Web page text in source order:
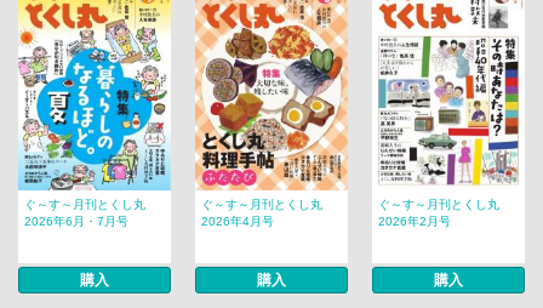
ぐ～す～月刊とくし丸
2026年6月・7月号
購入
ぐ～す～月刊とくし丸
2026年4月号
購入
ぐ～す～月刊とくし丸
2026年2月号
購入